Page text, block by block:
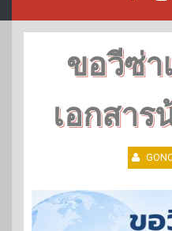
ขอวีซ่
เอกสา